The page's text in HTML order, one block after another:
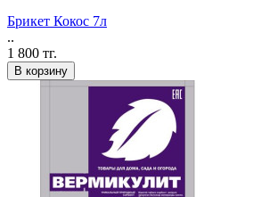
Брикет Кокос 7л
..
1 800 тг.
В корзину